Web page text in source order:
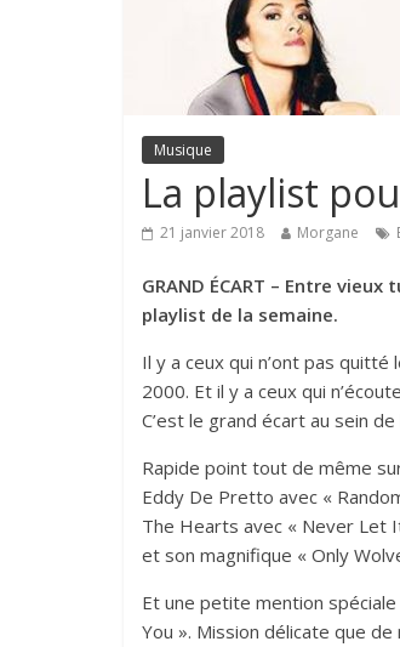
Musique
La playlist
21 janvier 2018 Morgane
GRAND ÉCART – Entre
playlist de la semaine.
Il y a ceux qui n’ont pas
2000. Et il y a ceux qui
C’est le grand écart au sein de
Rapide point tout de même
Eddy De Pretto avec «
The Hearts avec « Never Let
et son magnifique « Only
Et une petite mention
You ». Mission délicate que